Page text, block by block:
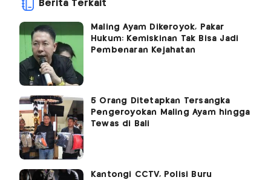
Berita Terkait
Maling Ayam Dikeroyok, Pakar
Hukum: Kemiskinan Tak Bisa Jadi
Pembenaran Kejahatan
5 Orang Ditetapkan Tersangka
Pengeroyokan Maling Ayam hingga
Tewas di Bali
Kantongi CCTV, Polisi Buru